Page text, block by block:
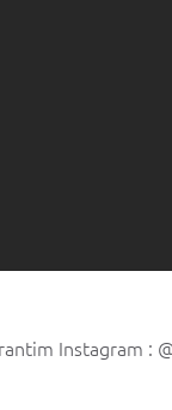
Instagram :